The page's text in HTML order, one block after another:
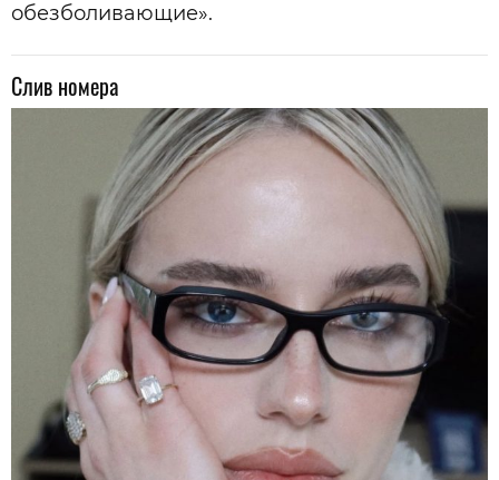
обезболивающие».
Слив номера